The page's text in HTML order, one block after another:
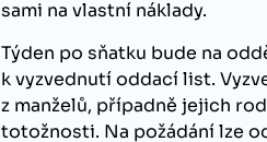
sami na vlastní náklady.
Týden po sňatku bude na
k vyzvednutí oddací list.
z manželů, případně jejich
totožnosti. Na požádání lze